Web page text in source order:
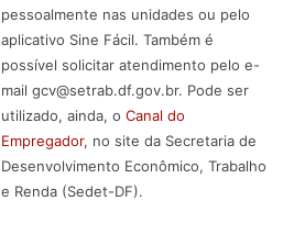
pessoalmente nas unidades ou pelo
aplicativo Sine Fácil. Também é
possível solicitar atendimento pelo e-
mail gcv@setrab.df.gov.br. Pode ser
utilizado, ainda, o Canal do
Empregador, no site da Secretaria de
Desenvolvimento Econômico, Trabalho
e Renda (Sedet-DF).